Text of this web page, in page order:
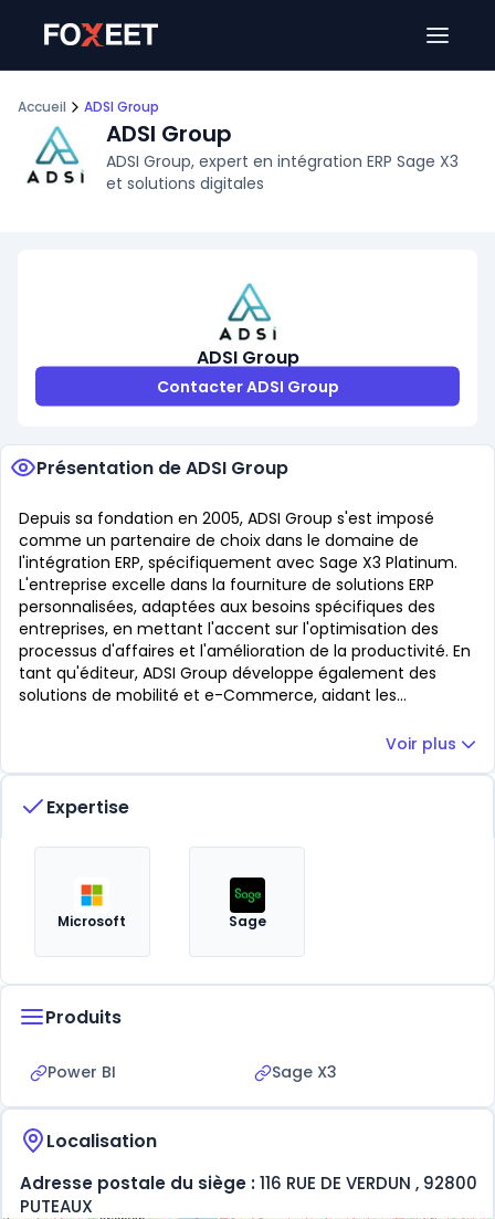
Accueil ADSI Group
ADSI Group
ADSI Group, expert en intégration ERP Sage X3
et solutions digitales
ADSI Group
Contacter ADSI Group
Présentation de ADSI Group
Depuis sa fondation en 2005, ADSI Group s'est imposé
comme un partenaire de choix dans le domaine de
l'intégration ERP, spécifiquement avec Sage X3 Platinum.
L'entreprise excelle dans la fourniture de solutions ERP
personnalisées, adaptées aux besoins spécifiques des
entreprises, en mettant l'accent sur l'optimisation des
processus d'affaires et l'amélioration de la productivité. En
tant qu'éditeur, ADSI Group développe également des
solutions de mobilité et e-Commerce, aidant les
marché moderne. Leur expertise couvre la transformation
d'innovation.
Voir plus
Expertise
Microsoft Sage
Produits
Power BI Sage X3
Localisation
Adresse postale du siège :116 RUE DE VERDUN , 92800
PUTEAUX